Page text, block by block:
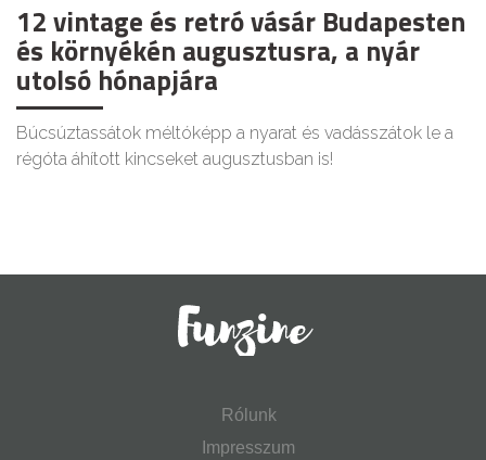
12 vintage és retró vásár Budapesten
és környékén augusztusra, a nyár
utolsó hónapjára
Búcsúztassátok méltóképp a nyarat és vadásszátok le a
régóta áhított kincseket augusztusban is!
Rólunk
Impresszum